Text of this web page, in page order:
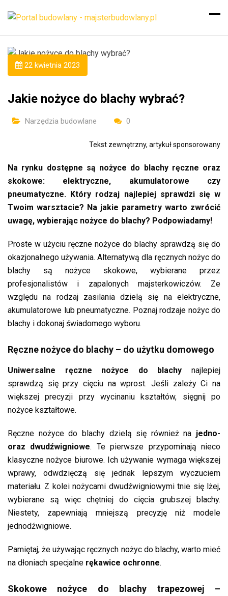
22 kwietnia 2023
Jakie nożyce do blachy wybrać?
Narzędzia budowlane 0
Tekst zewnętrzny, artykuł sponsorowany
Na rynku dostępne są nożyce do blachy ręczne oraz
skokowe: elektryczne, akumulatorowe czy
pneumatyczne. Który rodzaj najlepiej sprawdzi się w
Twoim warsztacie? Na jakie parametry warto zwrócić
uwagę, wybierając nożyce do blachy? Podpowiadamy!
Proste w użyciu ręczne nożyce do blachy sprawdzą się do
okazjonalnego używania. Alternatywą dla ręcznych nożyc do
blachy są nożyce skokowe, wybierane przez
profesjonalistów i zapalonych majsterkowiczów. Ze
względu na rodzaj zasilania dzielą się na elektryczne,
akumulatorowe lub pneumatyczne. Poznaj rodzaje nożyc do
blachy i dokonaj świadomego wyboru.
Ręczne nożyce do blachy – do użytku domowego
Uniwersalne ręczne nożyce do blachy najlepiej
sprawdzą się przy cięciu na wprost. Jeśli zależy Ci na
większej precyzji przy wycinaniu kształtów, sięgnij po
nożyce kształtowe.
Ręczne nożyce do blachy dzielą się również na jedno-
oraz dwudźwigniowe. Te pierwsze przypominają nieco
klasyczne nożyce biurowe. Ich używanie wymaga większej
wprawy, odwdzięczą się jednak lepszym wyczuciem
materiału. Z kolei nożycami dwudźwigniowymi tnie się lżej,
wybierane są więc chętniej do cięcia grubszej blachy.
Niestety, zapewniają mniejszą precyzję niż modele
jednodźwigniowe.
Pamiętaj, że używając ręcznych nożyc do blachy, warto mieć
na dłoniach specjalne rękawice ochronne.
Skokowe nożyce do blachy trapezowej –